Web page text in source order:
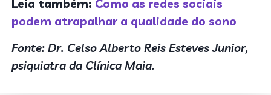
Leia também: Como as redes sociais
podem atrapalhar a qualidade do sono
Fonte: Dr. Celso Alberto Reis Esteves Junior,
psiquiatra da Clínica Maia.